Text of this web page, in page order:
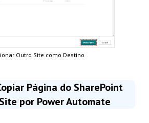
Outro Site como Destino
Página do SharePoint
por Power Automate